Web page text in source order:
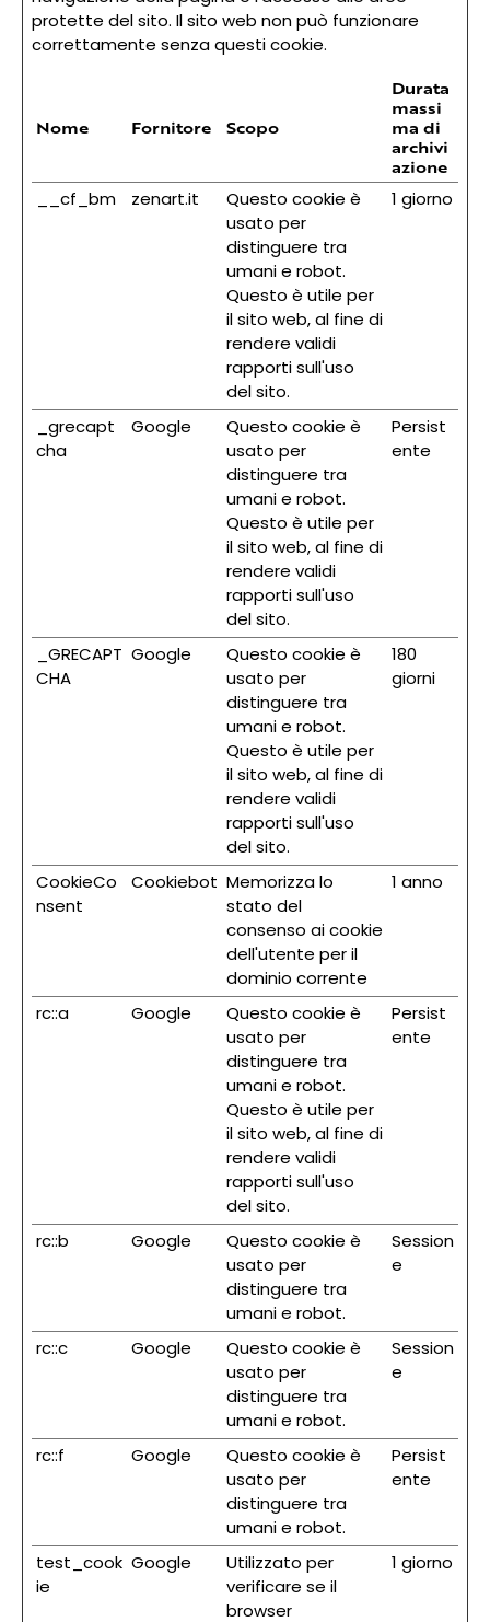
protette del sito. Il sito web non può funzionare
correttamente senza questi cookie.
Nome Fornitore Scopo
Durata
massi
ma di
archivi
azione
__cf_bm
zenart.it
Questo cookie è
usato per
distinguere tra
umani e robot.
Questo è utile per
il sito web, al fine di
rendere validi
rapporti sull'uso
del sito.
1 giorno
_grecapt
cha
Google
Questo cookie è
usato per
distinguere tra
umani e robot.
Questo è utile per
il sito web, al fine di
rendere validi
rapporti sull'uso
del sito.
Persist
ente
_GRECAPT
CHA
Google
Questo cookie è
usato per
distinguere tra
umani e robot.
Questo è utile per
il sito web, al fine di
rendere validi
rapporti sull'uso
del sito.
180
giorni
CookieCo
nsent
Cookiebot Memorizza lo
stato del
consenso ai cookie
dell'utente per il
dominio corrente
1 anno
rc::a Google
Questo cookie è
usato per
distinguere tra
umani e robot.
Questo è utile per
il sito web, al fine di
rendere validi
rapporti sull'uso
del sito.
Persist
ente
rc::b Google
Questo cookie è
usato per
distinguere tra
umani e robot.
Session
e
rc::c Google
Questo cookie è
usato per
distinguere tra
umani e robot.
Session
e
rc::f Google
Questo cookie è
usato per
distinguere tra
umani e robot.
Persist
ente
test_cook
ie
Google
Utilizzato per
verificare se il
browser
1 giorno